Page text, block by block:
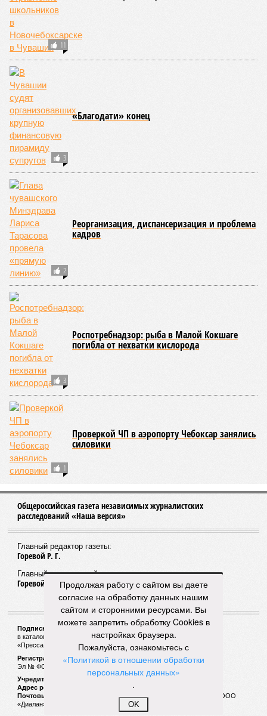
В настоящее время керешу демонстрирует рост
Чебоксары, на базе спортивной школы № 11 состоялось
торжественное открытие Республиканского центра
единоборств «Керешу». площадка имеет все необходимые
условия для полноценной подготовки спортсменов
высокого класса.
В том же году был проведён первый официальный
чемпионат по керешу, участие в котором приняли
сильнейшие борцы со всех районов Чувашии; турнир
наглядно продемонстрировал динамичный и зрелищный
характер этого вида спорта.
Керешу включён в перечень приоритетных спортивных
дисциплин на территории Чувашской Республики. Кроме
того, данное единоборство уже имеет опыт выхода на
международную арену: оно входило в программу I и II
Всемирных игр национальных видов единоборств, которые
проводились в Чувашии, что говорит о расширении
географии интереса к этой борьбе за пределами региона.
Отредактировано:22.07.2026 13:47
месте в России по
качеству дорог
07/08
достраивать спуск к заливу
07/08
Два предприятия выплатили долги по зарплате
после вмешательства прокуратуры
06/08
Суд аннулировал ошибочно оформленные кредиты
05/08
В Чебоксарах снесут 46 строений рядом с
проблемной «Кувшинкой»
04/08
Житель Екатеринбурга по указанию мошенников
НОВОСТИ ПАРТНЕРОВ
Новости smi2.ru
ЕЩЕ ИЗ РАЗДЕЛА «ОБЩЕСТВО»
Продолжая работу с сайтом вы даете
согласие на обработку данных нашим
сайтом и сторонними ресурсами. Вы
можете запретить обработку Cookies в
настройках браузера.
Пожалуйста, ознакомьтесь с
«Политикой в отношении обработки
персональных данных»
.
OK